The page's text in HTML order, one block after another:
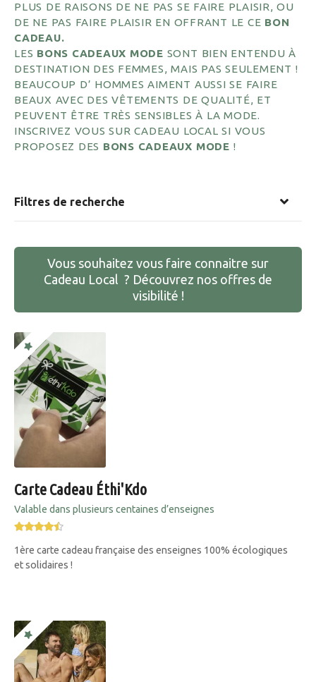
PLUS DE RAISONS DE NE PAS SE FAIRE PLAISIR, OU
DE NE PAS FAIRE PLAISIR EN OFFRANT LE CE BON
CADEAU.
LES BONS CADEAUX MODE SONT BIEN ENTENDU À
DESTINATION DES FEMMES, MAIS PAS SEULEMENT !
BEAUCOUP D’ HOMMES AIMENT AUSSI SE FAIRE
BEAUX AVEC DES VÊTEMENTS DE QUALITÉ, ET
PEUVENT ÊTRE TRÈS SENSIBLES À LA MODE.
INSCRIVEZ VOUS SUR CADEAU LOCAL SI VOUS
PROPOSEZ DES BONS CADEAUX MODE !
Filtres de recherche
Vous souhaitez vous faire connaitre sur
Cadeau Local ? Découvrez nos offres de
visibilité !
Carte Cadeau Éthi'Kdo
Valable dans plusieurs centaines d’enseignes
1ère carte cadeau française des enseignes 100% écologiques
et solidaires !